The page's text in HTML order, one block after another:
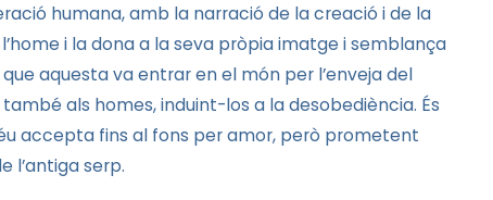
humana, amb la narració de la creació i de la
i la dona a la seva pròpia imatge i semblança
aquesta va entrar en el món per l’enveja del
als homes, induint-los a la desobediència. És
accepta fins al fons per amor, però prometent
l’antiga serp.